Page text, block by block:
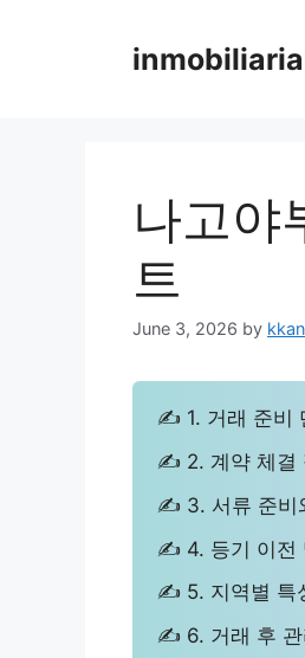
나고야
트
June 3, 2026 by
✍ 1. 거래 준비
✍ 2. 계약 체결
✍ 3. 서류 준비
✍ 4. 등기 이전
✍ 5. 지역별 특
✍ 6. 거래 후 관